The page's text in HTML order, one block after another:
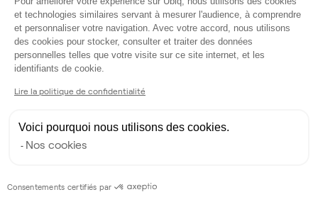
4.9sur 5
Recevez
personnalisée
Parler à un expert Ubiq
et technologies similaires servant à mesurer l'audience, à comprendre
et personnaliser votre navigation. Avec votre accord, nous utilisons
des cookies pour stocker, consulter et traiter des données
personnelles telles que votre visite sur ce site internet, et les
identifiants de cookie.
Lire la politique de confidentialité
Voici pourquoi nous utilisons des cookies.
Nos cookies
Consentements certifiés par